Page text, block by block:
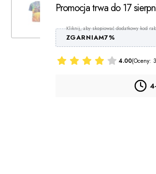
Promocja trwa do 17
ZGARNIAM7%
4.00(Oceny: